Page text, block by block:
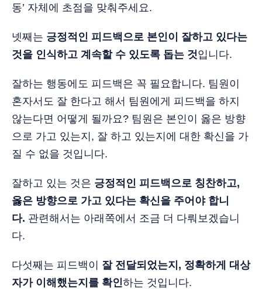
동’ 자체에 초점을 맞춰주세요.
넷째는 긍정적인 피드백으로 본인이 잘하고 있다는
것을 인식하고 계속할 수 있도록 돕는 것입니다.
잘하는 행동에도 피드백은 꼭 필요합니다. 팀원이
혼자서도 잘 한다고 해서 팀원에게 피드백을 하지
않는다면 어떻게 될까요? 팀원은 본인이 옳은 방향
으로 가고 있는지, 잘 하고 있는지에 대한 확신을 가
질 수 없을 것입니다.
잘하고 있는 것은 긍정적인 피드백으로 칭찬하고,
옳은 방향으로 가고 있다는 확신을 주어야 합니
다. 관련해서는 아래쪽에서 조금 더 다뤄보겠습니
다.
다섯째는 피드백이 잘 전달되었는지, 정확하게 대상
자가 이해했는지를 확인하는 것입니다.